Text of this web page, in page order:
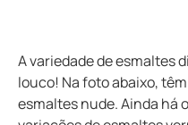
A variedade de esmaltes
louco! Na foto abaixo,
esmaltes nude. Ainda há